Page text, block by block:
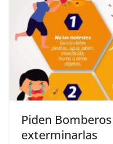
Piden
exterminarlas